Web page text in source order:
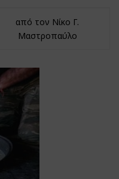
από τον Νίκο Γ.
Μαστροπαύλο